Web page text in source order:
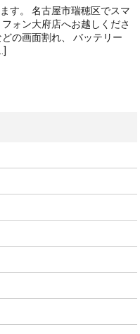
す。 名古屋市瑞穂区でスマ
ォン大府店へお越しくださ
の画面割れ、 バッテリー